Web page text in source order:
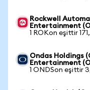
Rockwell
Entertainment
1 ROKon eşittir
Ondas Holdings
Entertainment
1 ONDSon eşittir